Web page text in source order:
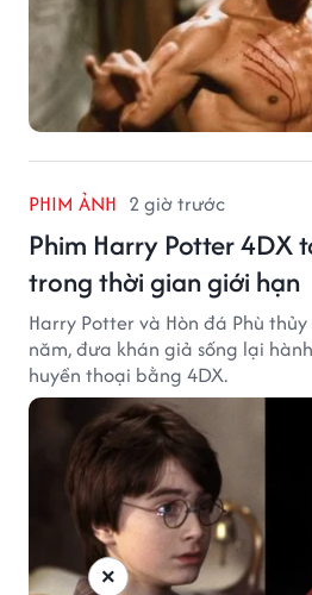
PHIM ẢNH 2 giờ trước
Phim Harry Potter 4DX
trong thời gian giới hạn
Harry Potter và Hòn đá Phù
năm, đưa khán giả sống lại
huyền thoại bằng 4DX.
×